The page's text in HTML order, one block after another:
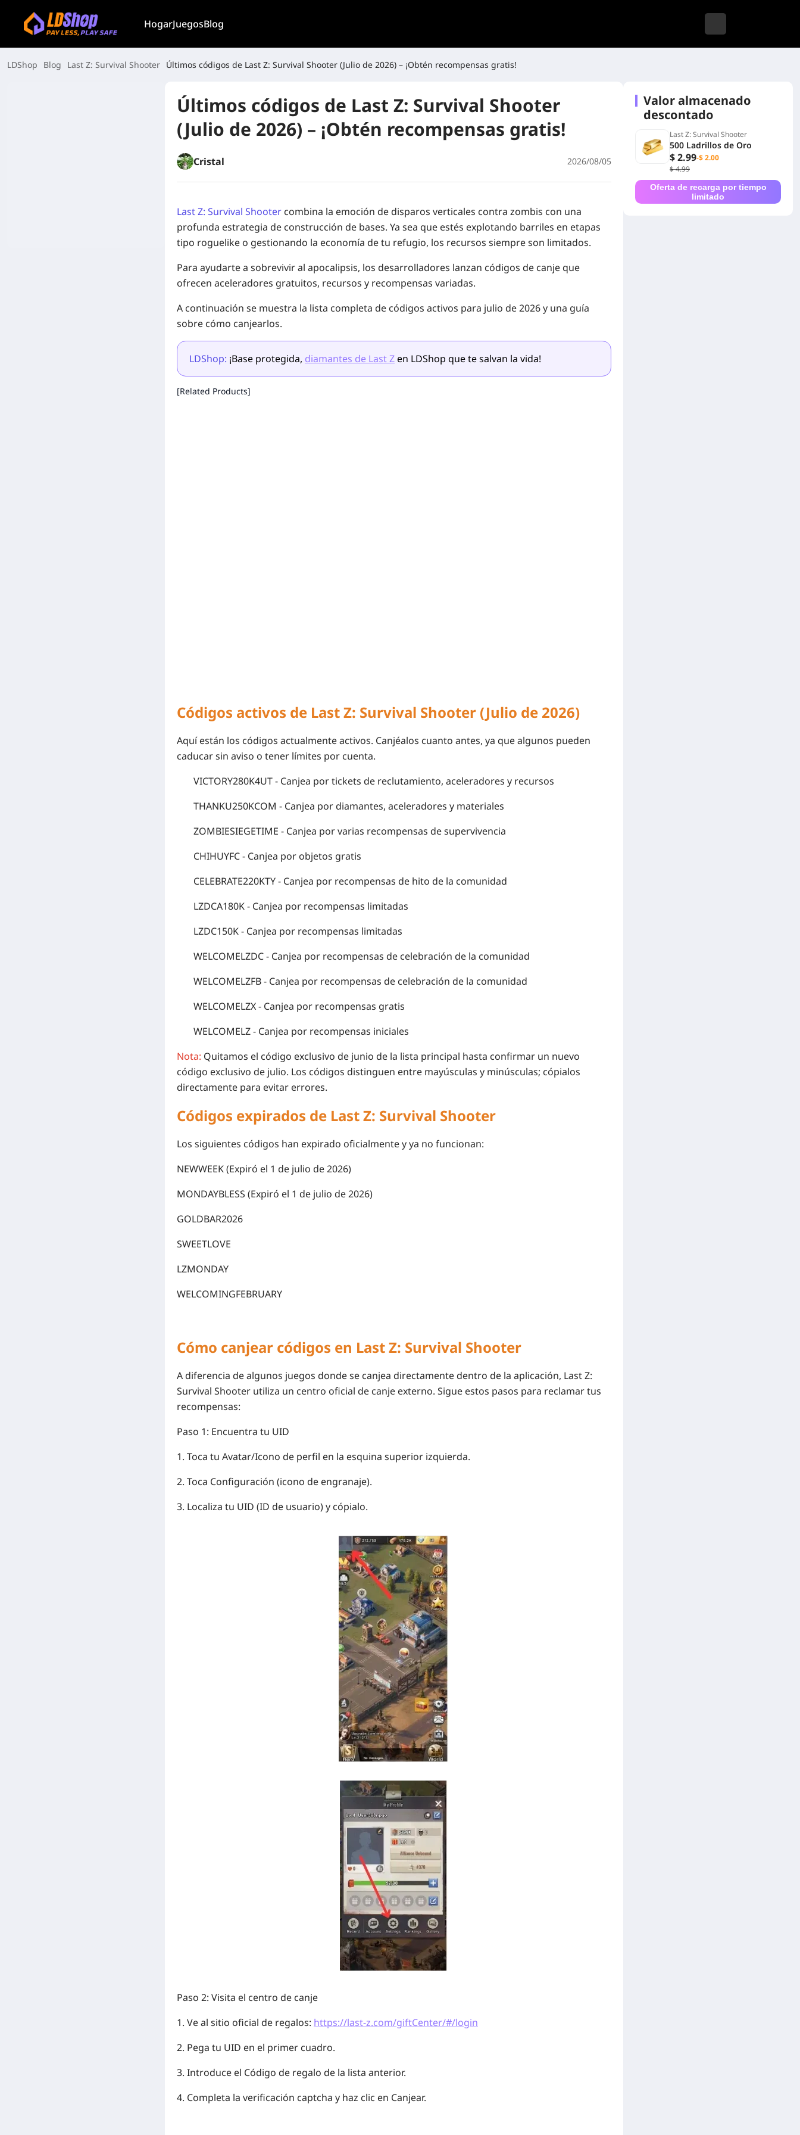
HogarJuegosBlog
LDShop Blog Last Z: Survival Shooter Últimos códigos de Last Z: Survival Shooter (Julio de 2026) – ¡Obtén recompensas gratis!
Últimos códigos de Last Z: Survival Shooter
(Julio de 2026) – ¡Obtén recompensas gratis!
Cristal 2026/08/05
Last Z: Survival Shooter combina la emoción de disparos verticales contra zombis con una
profunda estrategia de construcción de bases. Ya sea que estés explotando barriles en etapas
tipo roguelike o gestionando la economía de tu refugio, los recursos siempre son limitados.
Para ayudarte a sobrevivir al apocalipsis, los desarrolladores lanzan códigos de canje que
ofrecen aceleradores gratuitos, recursos y recompensas variadas.
A continuación se muestra la lista completa de códigos activos para julio de 2026 y una guía
sobre cómo canjearlos.
LDShop: ¡Base protegida, diamantes de Last Zen LDShop que te salvan la vida!
[Related Products]
Códigos activos de Last Z: Survival Shooter (Julio de 2026)
Aquí están los códigos actualmente activos. Canjéalos cuanto antes, ya que algunos pueden
caducar sin aviso o tener límites por cuenta.
VICTORY280K4UT- Canjea por tickets de reclutamiento, aceleradores y recursos
THANKU250KCOM - Canjea por diamantes, aceleradores y materiales
ZOMBIESIEGETIME - Canjea por varias recompensas de supervivencia
CHIHUYFC- Canjea por objetos gratis
CELEBRATE220KTY- Canjea por recompensas de hito de la comunidad
LZDCA180K- Canjea por recompensas limitadas
LZDC150K- Canjea por recompensas limitadas
WELCOMELZDC- Canjea por recompensas de celebración de la comunidad
WELCOMELZFB- Canjea por recompensas de celebración de la comunidad
WELCOMELZX- Canjea por recompensas gratis
WELCOMELZ- Canjea por recompensas iniciales
Nota: Quitamos el código exclusivo de junio de la lista principal hasta confirmar un nuevo
código exclusivo de julio. Los códigos distinguen entre mayúsculas y minúsculas; cópialos
directamente para evitar errores.
Códigos expirados de Last Z: Survival Shooter
Los siguientes códigos han expirado oficialmente y ya no funcionan:
NEWWEEK(Expiró el 1 de julio de 2026)
MONDAYBLESS (Expiró el 1 de julio de 2026)
GOLDBAR2026
SWEETLOVE
LZMONDAY
WELCOMINGFEBRUARY
Cómo canjear códigos en Last Z: Survival Shooter
A diferencia de algunos juegos donde se canjea directamente dentro de la aplicación, Last Z:
Survival Shooter utiliza un centro oficial de canje externo. Sigue estos pasos para reclamar tus
recompensas:
Paso 1: Encuentra tu UID
1. Toca tu Avatar/Icono de perfil en la esquina superior izquierda.
2. Toca Configuración (icono de engranaje).
3. Localiza tu UID (ID de usuario) y cópialo.
Paso 2: Visita el centro de canje
1. Ve al sitio oficial de regalos: https://last-z.com/giftCenter/#/login
2. Pega tu UID en el primer cuadro.
3. Introduce el Código de regalo de la lista anterior.
4. Completa la verificación captcha y haz clic en Canjear.
Valor almacenado
descontado
Last Z: Survival Shooter
500 Ladrillos de Oro
$ 2.99-$ 2.00
$ 4.99
Oferta de recarga por tiempo
limitado